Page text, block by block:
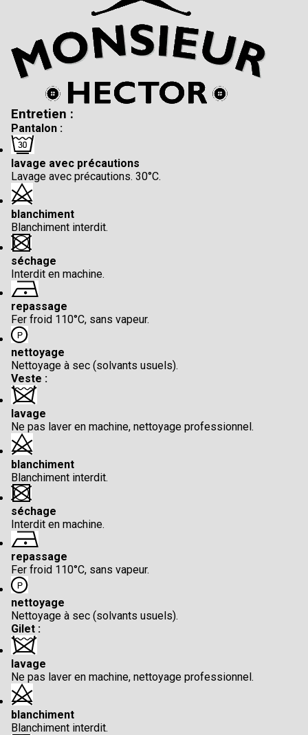
Entretien :
Pantalon :
lavage avec précautions
Lavage avec précautions. 30°C.
blanchiment
Blanchiment interdit.
séchage
Interdit en machine.
repassage
Fer froid 110°C, sans vapeur.
nettoyage
Nettoyage à sec (solvants usuels).
Veste :
lavage
Ne pas laver en machine, nettoyage professionnel.
blanchiment
Blanchiment interdit.
séchage
Interdit en machine.
repassage
Fer froid 110°C, sans vapeur.
nettoyage
Nettoyage à sec (solvants usuels).
Gilet :
lavage
Ne pas laver en machine, nettoyage professionnel.
blanchiment
Blanchiment interdit.